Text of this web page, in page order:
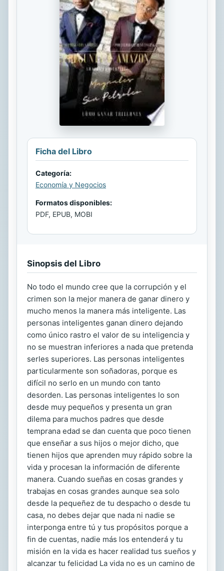
Ficha del Libro
Categoría:
Economía y Negocios
Formatos disponibles:
PDF, EPUB, MOBI
Sinopsis del Libro
No todo el mundo cree que la corrupción y el
crimen son la mejor manera de ganar dinero y
mucho menos la manera más inteligente. Las
personas inteligentes ganan dinero dejando
como único rastro el valor de su inteligencia y
no se muestran inferiores a nada que pretenda
serles superiores. Las personas inteligentes
particularmente son soñadoras, porque es
difícil no serlo en un mundo con tanto
desorden. Las personas inteligentes lo son
desde muy pequeños y presenta un gran
dilema para muchos padres que desde
temprana edad se dan cuenta que poco tienen
que enseñar a sus hijos o mejor dicho, que
tienen hijos que aprenden muy rápido sobre la
vida y procesan la información de diferente
manera. Cuando sueñas en cosas grandes y
trabajas en cosas grandes aunque sea solo
desde la pequeñez de tu despacho o desde tu
casa, no debes dejar que nada ni nadie se
interponga entre tú y tus propósitos porque a
fin de cuentas, nadie más los entenderá y tu
misión en la vida es hacer realidad tus sueños y
alcanzar tu felicidad La vida no es un camino de